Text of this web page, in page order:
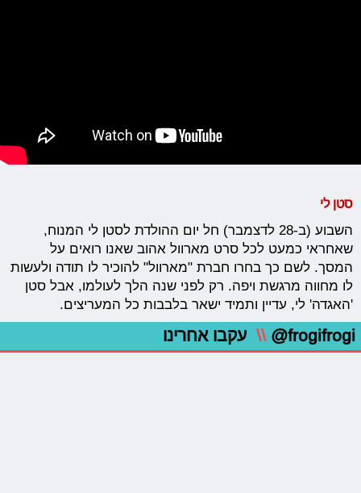
סטן לי
השבוע (ב-28 לדצמבר) חל יום ההולדת לסטן לי המנוח,
שאחראי כמעט לכל סרט מארוול אהוב שאנו רואים על
המסך. לשם כך בחרו חברת "מארוול" להוכיר לו תודה ולעשות
לו מחווה מרגשת ויפה. רק לפני שנה הלך לעולמו, אבל סטן
'האגדה' לי, עדיין ותמיד ישאר בלבבות כל המעריצים.
@frogifrogi
\\ עקבו אחרינו